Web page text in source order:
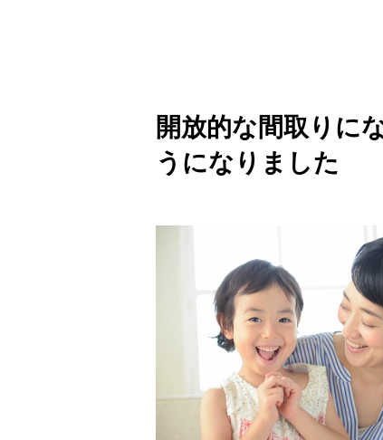
開放的な間取りに
うになりました